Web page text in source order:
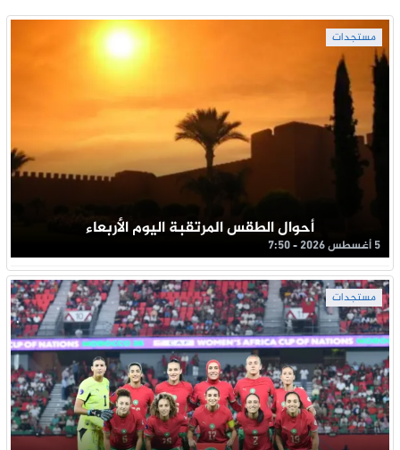
مستجدات
أحوال الطقس المرتقبة اليوم الأربعاء
5 أغسطس 2026 - 7:50
مستجدات